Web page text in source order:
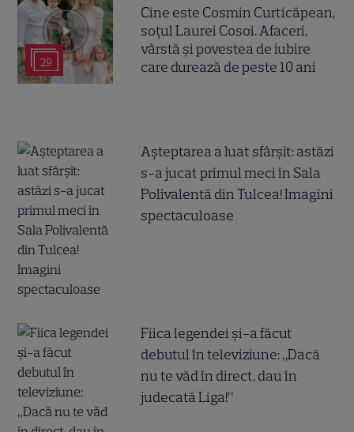
29
Cine este Cosmin Curticăpean,
soțul Laurei Cosoi. Afaceri,
vârstă și povestea de iubire
care durează de peste 10 ani
Așteptarea a luat sfârșit: astăzi
s-a jucat primul meci în Sala
Polivalentă din Tulcea! Imagini
spectaculoase
Fiica legendei și-a făcut
debutul în televiziune: „Dacă
nu te văd în direct, dau în
judecată Liga!”